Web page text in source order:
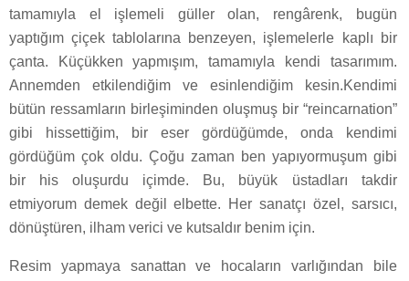
tamamıyla el işlemeli güller olan, rengârenk, bugün
yaptığım çiçek tablolarına benzeyen, işlemelerle kaplı bir
çanta. Küçükken yapmışım, tamamıyla kendi tasarımım.
Annemden etkilendiğim ve esinlendiğim kesin.Kendimi
bütün ressamların birleşiminden oluşmuş bir “reincarnation”
gibi hissettiğim, bir eser gördüğümde, onda kendimi
gördüğüm çok oldu. Çoğu zaman ben yapıyormuşum gibi
bir his oluşurdu içimde. Bu, büyük üstadları takdir
etmiyorum demek değil elbette. Her sanatçı özel, sarsıcı,
dönüştüren, ilham verici ve kutsaldır benim için.
Resim yapmaya sanattan ve hocaların varlığından bile